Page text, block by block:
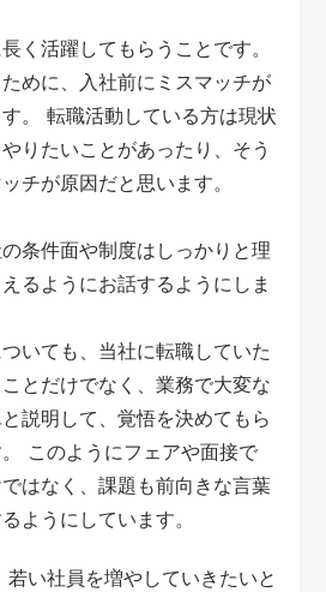
く活躍してもらうことです。
めに、入社前にミスマッチが
。 転職活動している方は現状
りたいことがあったり、そう
チが原因だと思います。
条件面や制度はしっかりと理
るようにお話するようにしま
いても、当社に転職していた
とだけでなく、業務で大変な
説明して、覚悟を決めてもら
このようにフェアや面接で
はなく、課題も前向きな言葉
ようにしています。
若い社員を増やしていきたいと